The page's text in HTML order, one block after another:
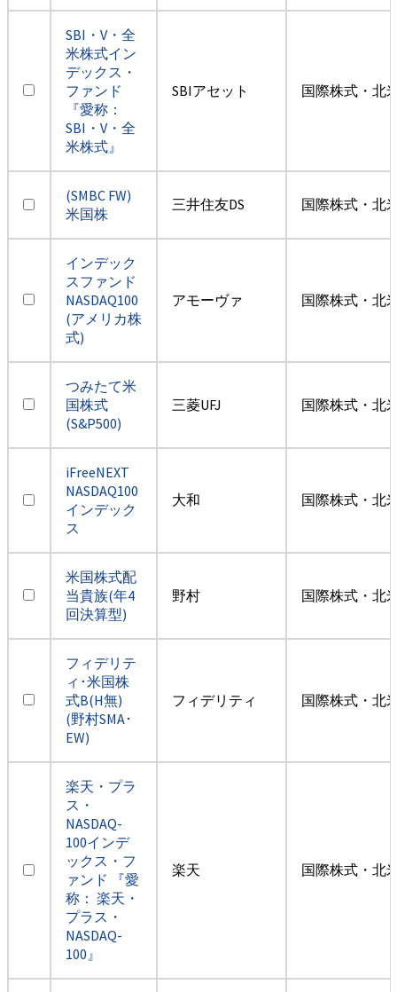
SBI・V・全
米株式イン
デックス・
ファンド
『愛称：
SBI・V・全
米株式』
SBIアセット 国際株式・北
(SMBC FW)
米国株
三井住友DS 国際株式・北
インデック
スファンド
NASDAQ100
(アメリカ株
式)
アモーヴァ 国際株式・北
つみたて米
国株式
(S&P500)
三菱UFJ 国際株式・北
iFreeNEXT
NASDAQ100
インデック
ス
大和 国際株式・北
米国株式配
当貴族(年4
回決算型)
野村 国際株式・北
フィデリテ
ィ･米国株
式B(H無)
(野村SMA･
EW)
フィデリティ 国際株式・北
楽天・プラ
ス・
NASDAQ-
100インデ
ックス・フ
ァンド 『愛
称： 楽天・
プラス・
NASDAQ-
100』
楽天 国際株式・北